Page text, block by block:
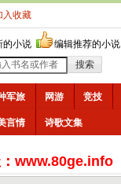
入收藏
的小说 编辑推荐的小说
军旅 网游 竞技
言情
诗歌文集
www.80ge.info